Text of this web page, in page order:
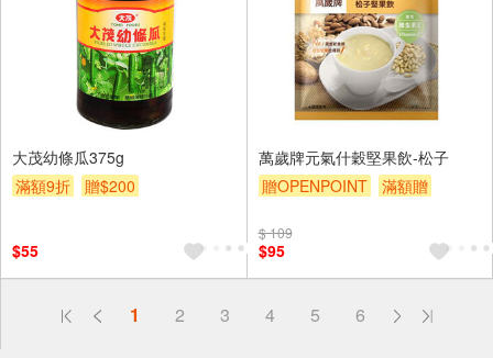
大茂幼條瓜375g
滿額9折
贈$200
$55
萬歲牌元氣什穀堅果飲-松子
贈OPENPOINT
滿額贈
$ 109
$95
1 2 3 4 5 6
偏遠地區配送